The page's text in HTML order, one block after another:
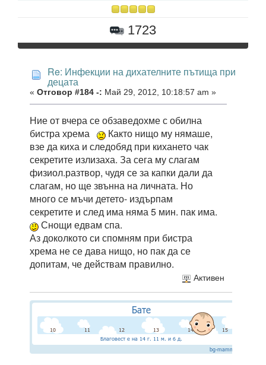
1723
Re: Инфекции на дихателните пътища при
децата
« Отговор #184 -: Май 29, 2012, 10:18:57 am »
Ние от вчера се обзаведохме с обилна
бистра хрема
Както нищо му нямаше,
взе да киха и следобяд при кихането чак
секретите излизаха. За сега му слагам
физиол.разтвор, чудя се за капки дали да
слагам, но ще звънна на личната. Но
много се мъчи детето- издърпам
секретите и след има няма 5 мин. пак има.
Снощи едвам спа.
Аз доколкото си спомням при бистра
хрема не се дава нищо, но пак да се
допитам, че действам правилно.
Активен